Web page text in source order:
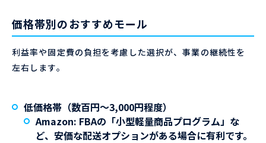
価格帯別のおすすめモール
利益率や固定費の負担を考慮した選択が、事業の継続性を
左右します。
低価格帯（数百円〜3,000円程度）
Amazon: FBAの「小型軽量商品プログラム」な
ど、安価な配送オプションがある場合に有利です。